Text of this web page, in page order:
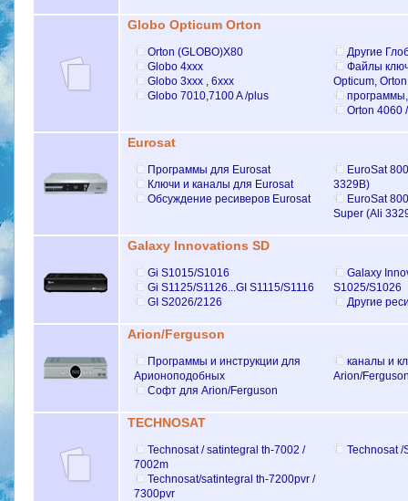
Globo Opticum Orton
Orton (GLOBO)X80
Globo 4xxx
Globo 3ххх , 6ххх
Globo 7010,7100 A /plus
Другие
Файлы
Opticum, Orton
Orton 4060
Eurosat
Программы для Eurosat
Ключи и каналы для Eurosat
Обсуждение ресиверов Eurosat
EuroSat
3329В)
EuroSat
Super (Ali
Galaxy Innovations SD
Gi S1015/S1016
Gi S1125/S1126...GI S1115/S1116
GI S2026/2126
Galaxy
S1025/S1026
Другие
Аrion/Ferguson
Программы и инструкции для
Арионоподобных
Софт для Аrion/Ferguson
каналы и
Аrion/
TECHNOSAT
Technosat / satintegral th-7002 /
7002m
Technosat/satintegral th-7200pvr /
7300pvr
Technosat /